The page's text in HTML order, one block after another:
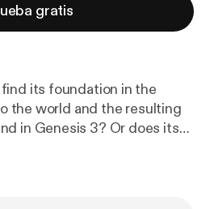
gratis
its foundation in the
the world and the resulting
in Genesis 3? Or does its
creation as found in